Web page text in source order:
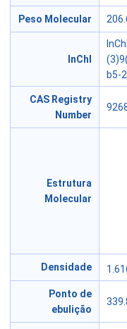
Peso Molecular
InChI
b5-
CAS Registry
Number
Estrutura
Molecular
Densidade
Ponto de
ebulição